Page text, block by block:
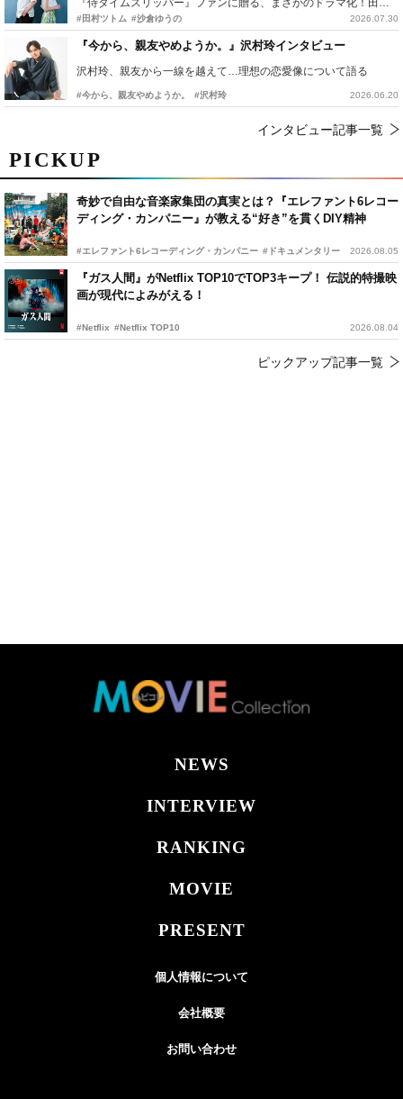
PICKUP
奇妙で自由な音楽家集団の真実とは？『エレファント6レコー
ディング・カンパニー』が教える“好き”を貫くDIY精神
#エレファント6レコーディング・カンパニー #ドキュメンタリー 2026.08.05
『ガス人間』がNetflix TOP10でTOP3キープ！ 伝説的特撮映
画が現代によみがえる！
#Netflix #Netflix TOP10 2026.08.04
ピックアップ記事一覧
『侍タイムスリッパー』ファンに贈る、まさかのドラマ化！田村ツトム×沙倉ゆうのが語る『心配無用ノ介』撮影秘話
#田村ツトム #沙倉ゆうの 2026.07.30
『今から、親友やめようか。』沢村玲インタビュー
沢村玲、親友から一線を越えて…理想の恋愛像について語る
#今から、親友やめようか。 #沢村玲 2026.06.20
インタビュー記事一覧
NEWS
INTERVIEW
RANKING
MOVIE
PRESENT
個人情報について
会社概要
お問い合わせ